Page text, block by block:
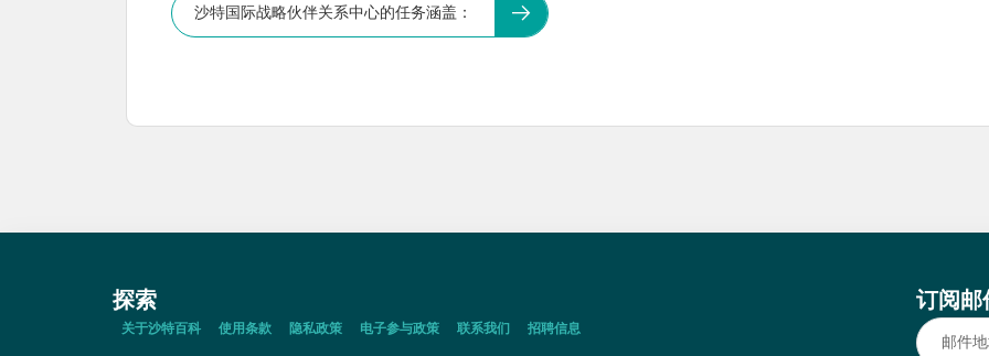
沙特国际战略伙伴关系中心的任务涵盖：
探索
关于沙特百科 使用条款 隐私政策 电子参与政策 联系我们 招聘信息
订阅邮